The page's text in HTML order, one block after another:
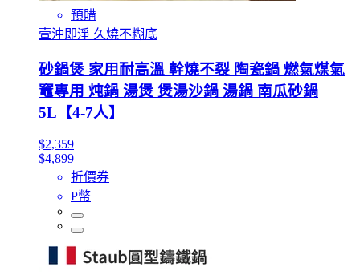
預購
壹沖即淨 久燒不糊底
砂鍋煲 家用耐高溫 幹燒不裂 陶瓷鍋 燃氣煤氣
竈專用 炖鍋 湯煲 煲湯沙鍋 湯鍋 南瓜砂鍋
5L【4-7人】
$2,359
$4,899
折價券
P幣